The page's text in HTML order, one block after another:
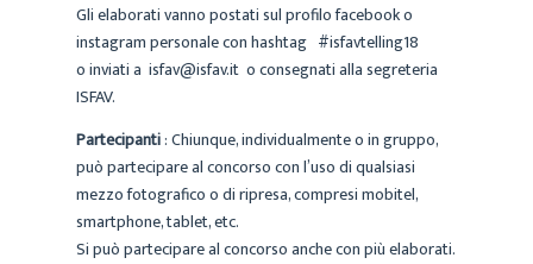
Gli elaborati vanno postati sul profilo facebook o
instagram personale con hashtag #isfavtelling18
o inviati a isfav@isfav.it o consegnati alla segreteria
ISFAV.
Partecipanti: Chiunque, individualmente o in gruppo,
può partecipare al concorso con l’uso di qualsiasi
mezzo fotografico o di ripresa, compresi mobitel,
smartphone, tablet, etc.
Si può partecipare al concorso anche con più elaborati.